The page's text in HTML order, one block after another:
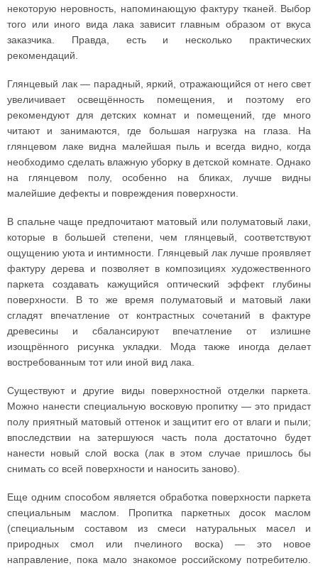
некоторую неровность, напоминающую фактуру тканей. Выбор
того или иного вида лака зависит главным образом от вкуса
заказчика. Правда, есть и несколько практических
рекомендаций.
Глянцевый лак — парадный, яркий, отражающийся от него свет
увеличивает освещённость помещения, и поэтому его
рекомендуют для детских комнат и помещений, где много
читают и занимаются, где большая нагрузка на глаза. На
глянцевом лаке видна малейшая пыль и всегда видно, когда
необходимо сделать влажную уборку в детской комнате. Однако
на глянцевом полу, особенно на бликах, лучше видны
малейшие дефекты и повреждения поверхности.
В спальне чаще предпочитают матовый или полуматовый лаки,
которые в большей степени, чем глянцевый, соответствуют
ощущению уюта и интимности. Глянцевый лак лучше проявляет
фактуру дерева и позволяет в композициях художественного
паркета создавать кажущийся оптический эффект глубины
поверхности. В то же время полуматовый и матовый лаки
сгладят впечатление от контрастных сочетаний в фактуре
древесины и сбалансируют впечатление от излишне
изощрённого рисунка укладки. Мода также иногда делает
востребованным тот или иной вид лака.
Существуют и другие виды поверхностной отделки паркета.
Можно нанести специальную восковую пропитку — это придаст
полу приятный матовый оттенок и защитит его от влаги и пыли;
впоследствии на затершуюся часть пола достаточно будет
нанести новый слой воска (лак в этом случае пришлось бы
снимать со всей поверхности и наносить заново).
Еще одним способом является обработка поверхности паркета
специальным маслом. Пропитка паркетных досок маслом
(специальным составом из смеси натуральных масел и
природных смол или пчелиного воска) — это новое
направление, пока мало знакомое российскому потребителю.